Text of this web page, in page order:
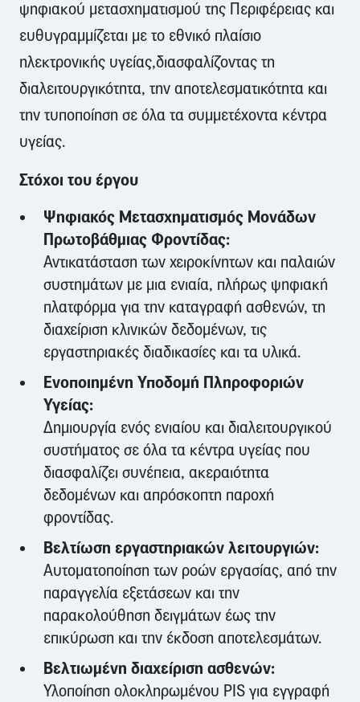
ψηφιακού μετασχηματισμού της Περιφέρειας και
ευθυγραμμίζεται με το εθνικό πλαίσιο
ηλεκτρονικής υγείας,διασφαλίζοντας τη
διαλειτουργικότητα, την αποτελεσματικότητα και
την τυποποίηση σε όλα τα συμμετέχοντα κέντρα
υγείας.
Στόχοι του έργου
Ψηφιακός Μετασχηματισμός Μονάδων
Πρωτοβάθμιας Φροντίδας:
Αντικατάσταση των χειροκίνητων και παλαιών
συστημάτων με μια ενιαία, πλήρως ψηφιακή
πλατφόρμα για την καταγραφή ασθενών, τη
διαχείριση κλινικών δεδομένων, τις
εργαστηριακές διαδικασίες και τα υλικά.
Ενοποιημένη Υποδομή Πληροφοριών
Υγείας:
Δημιουργία ενός ενιαίου και διαλειτουργικού
συστήματος σε όλα τα κέντρα υγείας που
διασφαλίζει συνέπεια, ακεραιότητα
δεδομένων και απρόσκοπτη παροχή
φροντίδας.
Βελτίωση εργαστηριακών λειτουργιών:
Αυτοματοποίηση των ροών εργασίας, από την
παραγγελία εξετάσεων και την
παρακολούθηση δειγμάτων έως την
επικύρωση και την έκδοση αποτελεσμάτων.
Βελτιωμένη διαχείριση ασθενών:
Υλοποίηση ολοκληρωμένου PIS για εγγραφή